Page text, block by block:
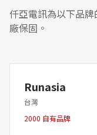
仟亞電訊為以下品
廠保固。
Runasia
台灣
2000 自有品牌